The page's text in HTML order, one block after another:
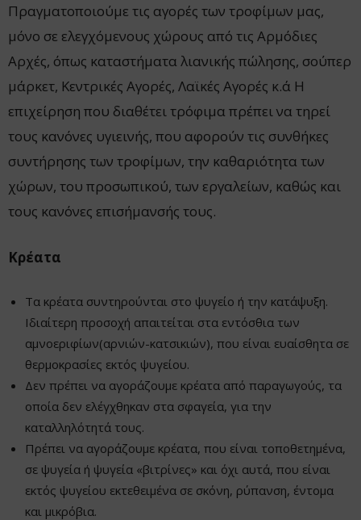
Πραγματοποιούμε τις αγορές των τροφίμων μας,
μόνο σε ελεγχόμενους χώρους από τις Αρμόδιες
Αρχές, όπως καταστήματα λιανικής πώλησης, σούπερ
μάρκετ, Κεντρικές Αγορές, Λαϊκές Αγορές κ.ά Η
επιχείρηση που διαθέτει τρόφιμα πρέπει να τηρεί
τους κανόνες υγιεινής, που αφορούν τις συνθήκες
συντήρησης των τροφίμων, την καθαριότητα των
χώρων, του προσωπικού, των εργαλείων, καθώς και
τους κανόνες επισήμανσής τους.
Κρέατα
Τα κρέατα συντηρούνται στο ψυγείο ή την κατάψυξη.
Ιδιαίτερη προσοχή απαιτείται στα εντόσθια των
αμνοεριφίων(αρνιών-κατσικιών), που είναι ευαίσθητα σε
θερμοκρασίες εκτός ψυγείου.
Δεν πρέπει να αγοράζουμε κρέατα από παραγωγούς, τα
οποία δεν ελέγχθηκαν στα σφαγεία, για την
καταλληλότητά τους.
Πρέπει να αγοράζουμε κρέατα, που είναι τοποθετημένα,
σε ψυγεία ή ψυγεία «βιτρίνες» και όχι αυτά, που είναι
εκτός ψυγείου εκτεθειμένα σε σκόνη, ρύπανση, έντομα
και μικρόβια.